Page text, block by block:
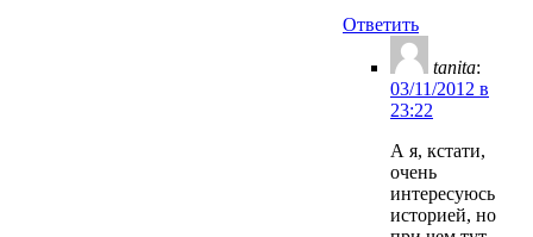
Ответить
tanita:
03/11/2012 в
23:22
А я, кстати,
очень
интересуюсь
историей, но